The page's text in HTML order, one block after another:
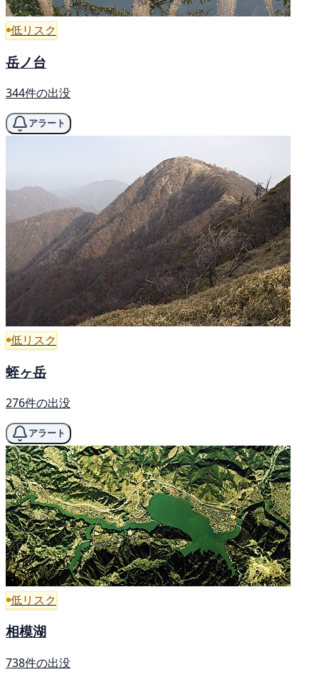
低リスク
岳ノ台
344件の出没
アラート
低リスク
蛭ヶ岳
276件の出没
アラート
低リスク
相模湖
738件の出没